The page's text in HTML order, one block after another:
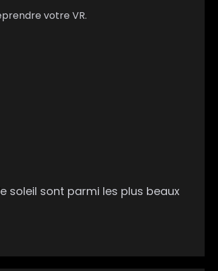
votre VR.
soleil sont parmi les plus beaux